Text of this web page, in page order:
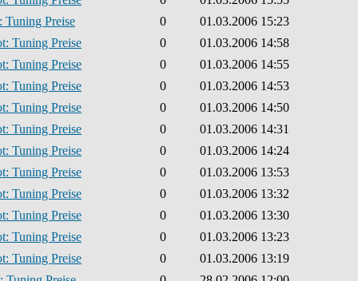
Tuning Preise
0
01.03.2006 15:23
Tuning Preise
0
01.03.2006 14:58
Tuning Preise
0
01.03.2006 14:55
Tuning Preise
0
01.03.2006 14:53
Tuning Preise
0
01.03.2006 14:50
Tuning Preise
0
01.03.2006 14:31
Tuning Preise
0
01.03.2006 14:24
Tuning Preise
0
01.03.2006 13:53
Tuning Preise
0
01.03.2006 13:32
Tuning Preise
0
01.03.2006 13:30
Tuning Preise
0
01.03.2006 13:23
Tuning Preise
0
01.03.2006 13:19